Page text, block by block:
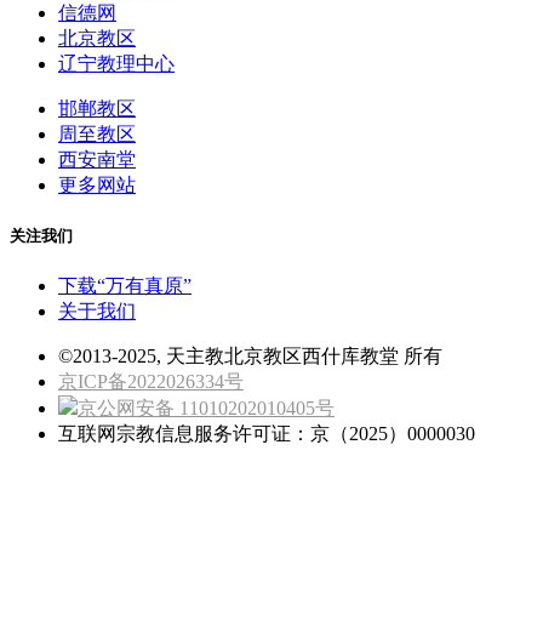
信德网
北京教区
辽宁教理中心
邯郸教区
周至教区
西安南堂
更多网站
关注我们
下载“万有真原”
关于我们
©2013-2025, 天主教北京教区西什库教堂 所有
京ICP备2022026334号
京公网安备 11010202010405号
互联网宗教信息服务许可证：京（2025）0000030